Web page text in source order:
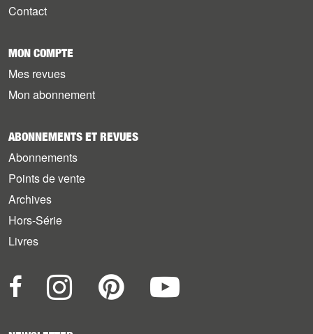
Contact
MON COMPTE
Mes revues
Mon abonnement
ABONNEMENTS ET REVUES
Abonnements
Points de vente
Archives
Hors-Série
Livres